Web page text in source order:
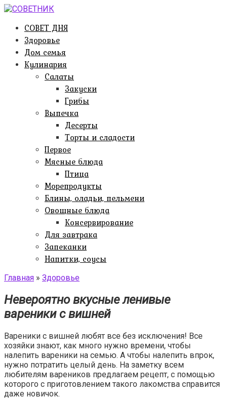
Перейти
контентуСОВЕТ ДНЯ
Здоровье
Дом семья
Кулинария
Салаты
Закуски
Грибы
Выпечка
Десерты
Торты и сладости
Первое
Мясные блюда
Птица
Морепродукты
Блины, оладьи, пельмени
Овощные блюда
Консервирование
Для завтрака
Запеканки
Напитки, соусы
Главная » Здоровье
Невероятно вкусные ленивые
вареники с вишней
Вареники с вишней любят все без исключения! Все
хозяйки знают, как много нужно времени, чтобы
налепить вареники на семью. А чтобы налепить впрок,
нужно потратить целый день. На заметку всем
любителям вареников предлагаем рецепт, с помощью
которого с приготовлением такого лакомства справится
даже новичок.